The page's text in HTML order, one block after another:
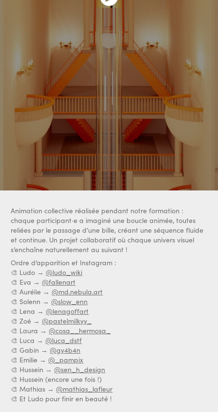
Animation collective réalisée pendant notre formation :
chaque participant·e a imaginé une boucle animée, toutes
reliées par le passage d’une bille, créant une séquence fluide
et continue. Un projet collaboratif où chaque univers visuel
s’enchaîne naturellement au suivant !
Ordre d’apparition et Instagram :
🎨 Ludo → @ludo_wiki
🎨 Eva → @fallenart
🎨 Aurélie → @md.nebula.art
🎨 Solenn → @slow_enn
🎨 Lena → @lenagoffart
🎨 Zoé → @pastelmilkyy_
🎨 Laura → @cosa__hermosa_
🎨 Luca → @luca_dstf
🎨 Gabin → @gy4b4n
🎨 Emilie → @_pampix
🎨 Hussein → @sen_h_design
🎨 Hussein (encore une fois !)
🎨 Mathias → @mathias_lafleur
🎨 Et Ludo pour finir en beauté !